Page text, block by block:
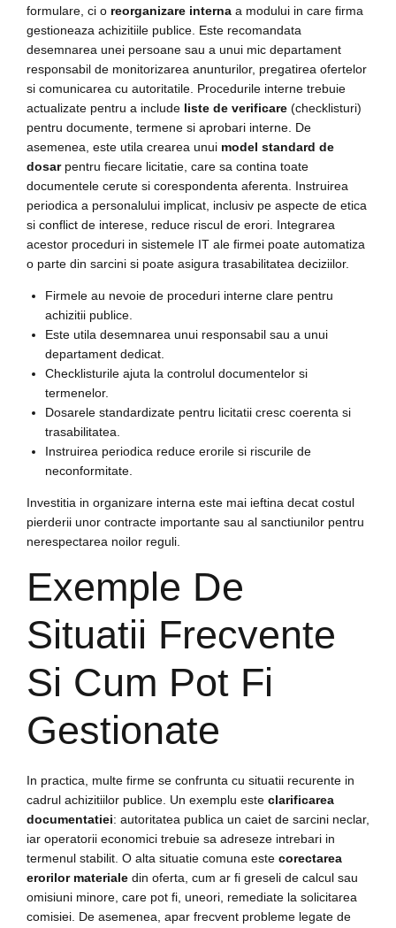
formulare, ci o reorganizare interna a modului in care firma
gestioneaza achizitiile publice. Este recomandata
desemnarea unei persoane sau a unui mic departament
responsabil de monitorizarea anunturilor, pregatirea ofertelor
si comunicarea cu autoritatile. Procedurile interne trebuie
actualizate pentru a include liste de verificare (checklisturi)
pentru documente, termene si aprobari interne. De
asemenea, este utila crearea unui model standard de
dosarpentru fiecare licitatie, care sa contina toate
documentele cerute si corespondenta aferenta. Instruirea
periodica a personalului implicat, inclusiv pe aspecte de etica
si conflict de interese, reduce riscul de erori. Integrarea
acestor proceduri in sistemele IT ale firmei poate automatiza
o parte din sarcini si poate asigura trasabilitatea deciziilor.
Firmele au nevoie de proceduri interne clare pentru
achizitii publice.
Este utila desemnarea unui responsabil sau a unui
departament dedicat.
Checklisturile ajuta la controlul documentelor si
termenelor.
Dosarele standardizate pentru licitatii cresc coerenta si
trasabilitatea.
Instruirea periodica reduce erorile si riscurile de
neconformitate.
Investitia in organizare interna este mai ieftina decat costul
pierderii unor contracte importante sau al sanctiunilor pentru
nerespectarea noilor reguli.
Exemple De
Situatii Frecvente
Si Cum Pot Fi
Gestionate
In practica, multe firme se confrunta cu situatii recurente in
cadrul achizitiilor publice. Un exemplu este clarificarea
documentatiei: autoritatea publica un caiet de sarcini neclar,
iar operatorii economici trebuie sa adreseze intrebari in
termenul stabilit. O alta situatie comuna este corectarea
erorilor materiale din oferta, cum ar fi greseli de calcul sau
omisiuni minore, care pot fi, uneori, remediate la solicitarea
comisiei. De asemenea, apar frecvent probleme legate de